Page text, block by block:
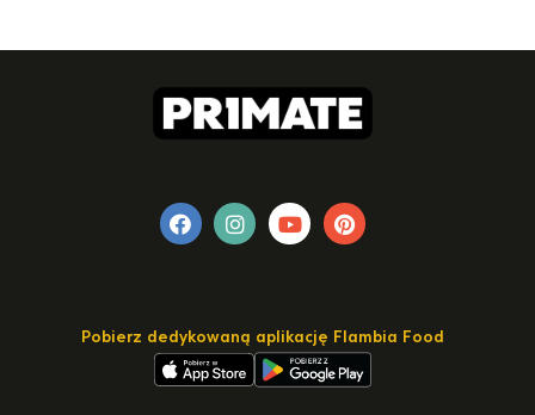
Pobierz dedykowaną aplikację Flambia Food